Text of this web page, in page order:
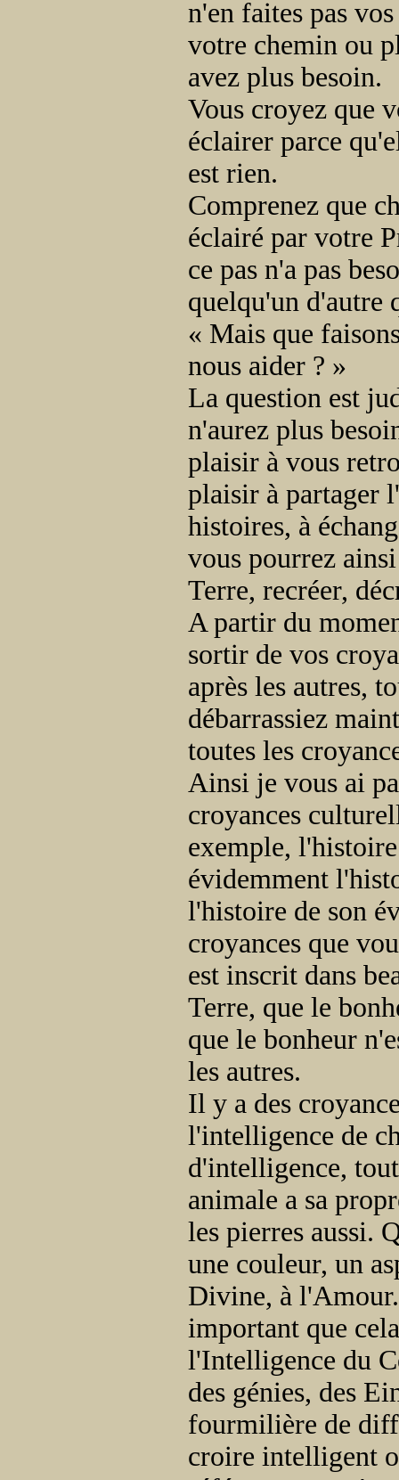
n'en faites pas
votre chemin ou
avez plus besoin.
Vous croyez que
éclairer parce
est rien.
Comprenez que
éclairé par votre
ce pas n'a pas
quelqu'un d'autre
« Mais que
nous aider ? »
La question est
n'aurez plus
plaisir à vous
plaisir à partager
histoires, à
vous pourrez
Terre, recréer,
A partir du
sortir de vos
après les autres,
débarrassiez
toutes les
Ainsi je vous ai
croyances
exemple,
évidemment
l'histoire de son
croyances que
est inscrit dans
Terre, que le
que le bonheur
les autres.
Il y a des
l'intelligence de
d'intelligence,
animale a sa
les pierres aussi.
une couleur, un
Divine, à
important que
l'Intelligence du
des génies, des
fourmilière de
croire intelligent